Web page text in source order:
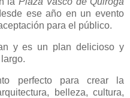
ese año en un evento
para el público.
y es un plan delicioso y
perfecto para crear la
belleza, cultura,